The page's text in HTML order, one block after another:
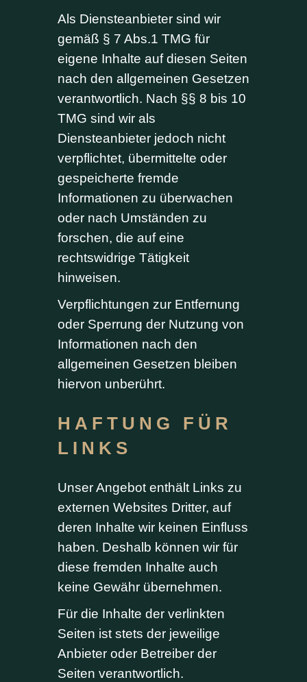
Als Diensteanbieter sind wir
gemäß § 7 Abs.1 TMG für
eigene Inhalte auf diesen Seiten
nach den allgemeinen Gesetzen
verantwortlich. Nach §§ 8 bis 10
TMG sind wir als
Diensteanbieter jedoch nicht
verpflichtet, übermittelte oder
gespeicherte fremde
Informationen zu überwachen
oder nach Umständen zu
forschen, die auf eine
rechtswidrige Tätigkeit
hinweisen.
Verpflichtungen zur Entfernung
oder Sperrung der Nutzung von
Informationen nach den
allgemeinen Gesetzen bleiben
hiervon unberührt.
HAFTUNG FÜR
LINKS
Unser Angebot enthält Links zu
externen Websites Dritter, auf
deren Inhalte wir keinen Einfluss
haben. Deshalb können wir für
diese fremden Inhalte auch
keine Gewähr übernehmen.
Für die Inhalte der verlinkten
Seiten ist stets der jeweilige
Anbieter oder Betreiber der
Seiten verantwortlich.